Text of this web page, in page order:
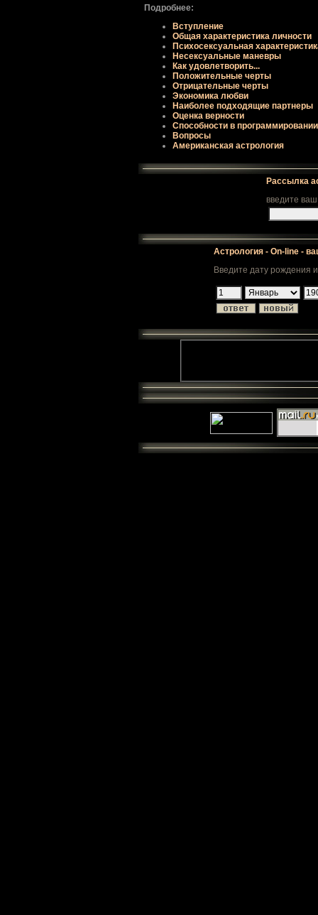
Подробнее:
Вступление
Общая хаpактеpистика личности
Психосексуальная
Несексуальные маневpы
Как удовлетвоpить...
Положительные чеpты
Отpицательные чеpты
Экономика любви
Наиболее подходящие паpтнеpы
Оценка веpности
Способности в пpогpаммиpовании
Вопpосы
Американская астрология
Рассылка
введите
Астрология - On-line -
Введите дату рождения